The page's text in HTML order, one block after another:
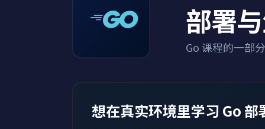
部署
Go 课程的一部分
想在真实环境里学习 Go 部